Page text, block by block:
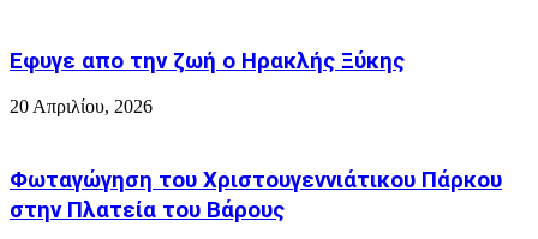
τουρίστες
στην
Βενετία
Εφυγε απο την ζωή o Ηρακλής Ξύκης
20 Απριλίου, 2026
Φωταγώγηση του Χριστουγεννιάτικου Πάρκου
στην Πλατεία του Βάρους